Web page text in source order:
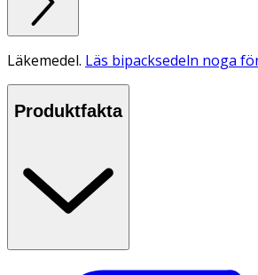
Läkemedel. Läs bipacksedeln noga
Produktfakta